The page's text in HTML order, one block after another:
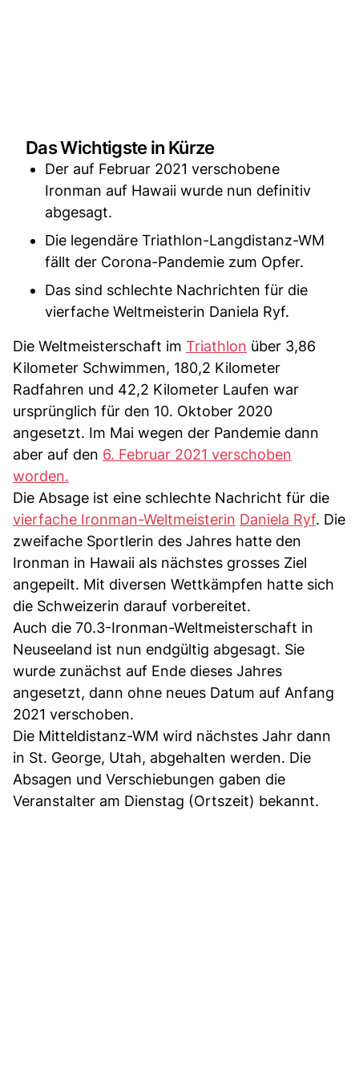
Das Wichtigste in Kürze
Der auf Februar 2021 verschobene
Ironman auf Hawaii wurde nun definitiv
abgesagt.
Die legendäre Triathlon-Langdistanz-WM
fällt der Corona-Pandemie zum Opfer.
Das sind schlechte Nachrichten für die
vierfache Weltmeisterin Daniela Ryf.
Die Weltmeisterschaft im Triathlon über 3,86
Kilometer Schwimmen, 180,2 Kilometer
Radfahren und 42,2 Kilometer Laufen war
ursprünglich für den 10. Oktober 2020
angesetzt. Im Mai wegen der Pandemie dann
aber auf den 6. Februar 2021 verschoben
worden.
Die Absage ist eine schlechte Nachricht für die
vierfache Ironman-Weltmeisterin Daniela Ryf. Die
zweifache Sportlerin des Jahres hatte den
Ironman in Hawaii als nächstes grosses Ziel
angepeilt. Mit diversen Wettkämpfen hatte sich
die Schweizerin darauf vorbereitet.
Auch die 70.3-Ironman-Weltmeisterschaft in
Neuseeland ist nun endgültig abgesagt. Sie
wurde zunächst auf Ende dieses Jahres
angesetzt, dann ohne neues Datum auf Anfang
2021 verschoben.
Die Mitteldistanz-WM wird nächstes Jahr dann
in St. George, Utah, abgehalten werden. Die
Absagen und Verschiebungen gaben die
Veranstalter am Dienstag (Ortszeit) bekannt.